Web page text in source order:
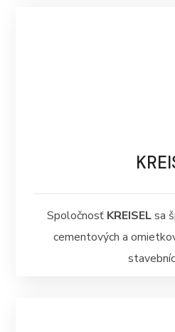
Spoločnosť KREISELsa
cementových a